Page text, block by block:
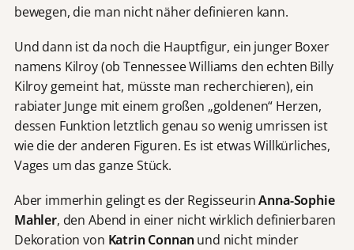
bewegen, die man nicht näher definieren kann.
Und dann ist da noch die Hauptfigur, ein junger Boxer
namens Kilroy (ob Tennessee Williams den echten Billy
Kilroy gemeint hat, müsste man recherchieren), ein
rabiater Junge mit einem großen „goldenen“ Herzen,
dessen Funktion letztlich genau so wenig umrissen ist
wie die der anderen Figuren. Es ist etwas Willkürliches,
Vages um das ganze Stück.
Aber immerhin gelingt es der RegisseurinAnna-Sophie
Mahler, den Abend in einer nicht wirklich definierbaren
Dekoration von Katrin Connanund nicht minder